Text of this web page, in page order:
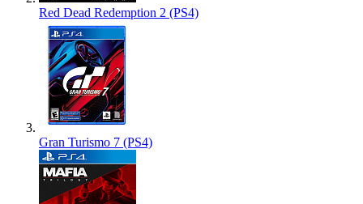
Red Dead Redemption 2 (PS4)
Gran Turismo 7 (PS4)